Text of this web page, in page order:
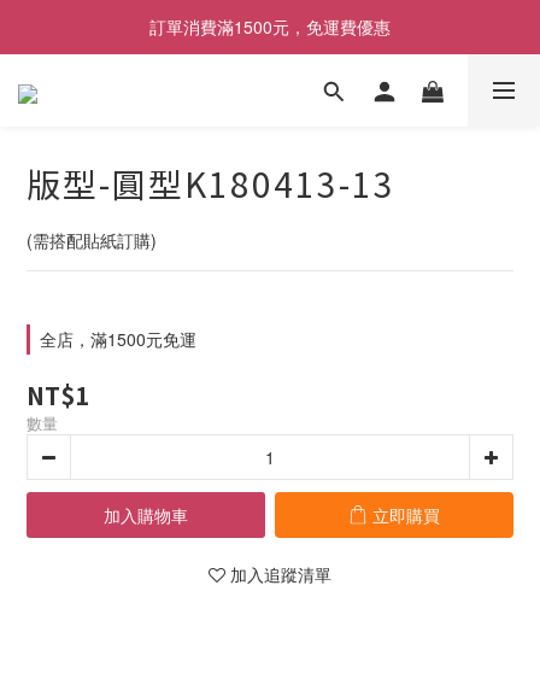
[限時優惠] 即日起登入會員消費滿1000元，回饋1%購物金
訂單消費滿1500元，免運費優惠
找包材，就來MrPK包裝專賣店
版型-圓型K180413-13
(需搭配貼紙訂購)
全店，滿1500元免運
NT$1
數量
加入購物車 立即購買
加入追蹤清單